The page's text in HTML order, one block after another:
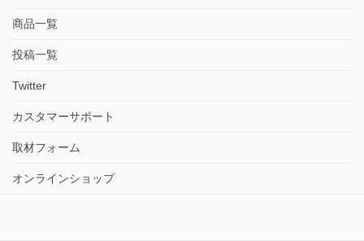
商品一覧
投稿一覧
Twitter
カスタマーサポート
取材フォーム
オンラインショップ